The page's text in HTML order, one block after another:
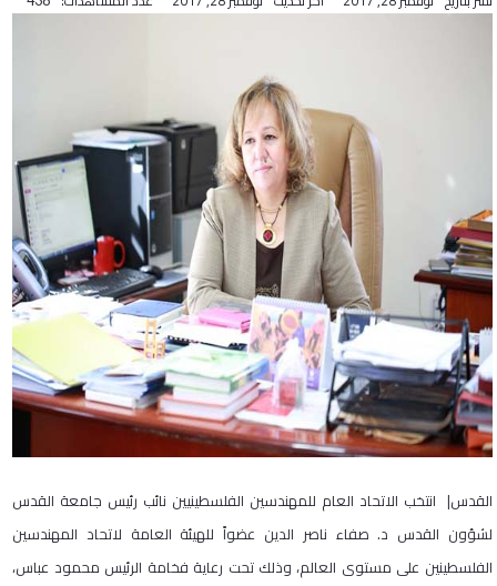
القدس| انتخب الاتحاد العام للمهندسين الفلسطينيين نائب رئيس جامعة القدس
لشؤون القدس د. صفاء ناصر الدين عضواً للهيئة العامة لاتحاد المهندسين
الفلسطينين على مستوى العالم، وذلك تحت رعاية فخامة الرئيس محمود عباس،